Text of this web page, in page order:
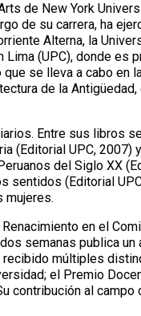
de New York
de su carrera, ha
Alterna, la
Lima (UPC), donde
se lleva a cabo en
de la
Entre sus libros
(Editorial UPC,
del Siglo XX
sentidos (Editorial
mujeres.
en el
semanas publica
múltiples
el Premio
contribución al